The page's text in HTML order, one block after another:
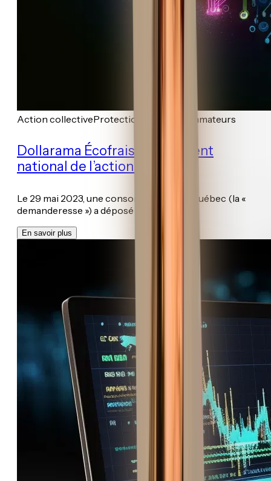
Action collectiveProtection des consommateurs
Dollarama Écofrais – règlement
national de l’action collective
Le 29 mai 2023, une consommatrice au Québec (la «
demanderesse ») a déposé une Demand...
En savoir plus